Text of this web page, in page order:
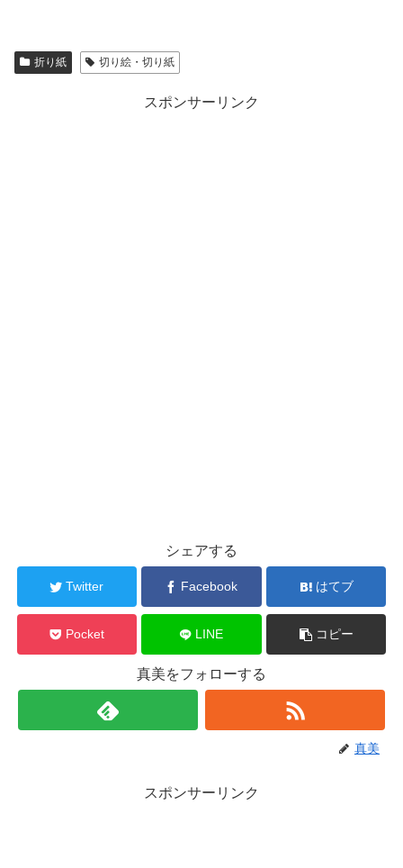
折り紙 切り絵・切り紙
スポンサーリンク
シェアする
Twitter Facebook はてブ
Pocket LINE コピー
真美をフォローする
真美
スポンサーリンク